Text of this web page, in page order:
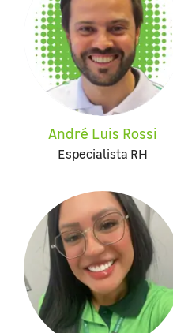
André Luis Rossi
Especialista RH